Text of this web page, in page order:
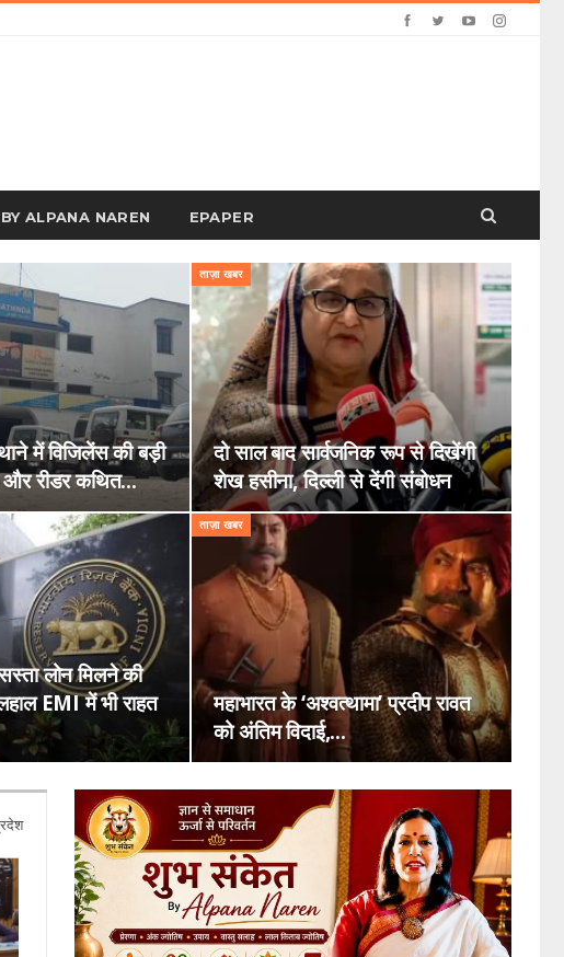
ALPANA NAREN EPAPER
में विजिलेंस की बड़ी
और रीडर कथित…
ताज़ा खबर
दो साल बाद सार्वजनिक रूप से दिखेंगी
शेख हसीना, दिल्ली से देंगी संबोधन
लोन मिलने की
EMI में भी राहत
ताज़ा खबर
महाभारत के ‘अश्वत्थामा’ प्रदीप रावत
को अंतिम विदाई,…